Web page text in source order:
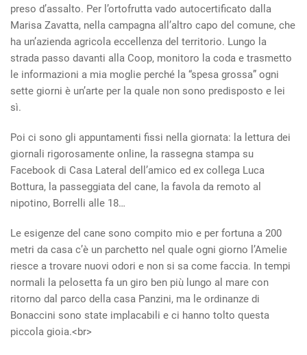
preso d’assalto. Per l’ortofrutta vado autocertificato dalla
Marisa Zavatta, nella campagna all’altro capo del comune, che
ha un’azienda agricola eccellenza del territorio. Lungo la
strada passo davanti alla Coop, monitoro la coda e trasmetto
le informazioni a mia moglie perché la “spesa grossa” ogni
sette giorni è un’arte per la quale non sono predisposto e lei
sì.
Poi ci sono gli appuntamenti fissi nella giornata: la lettura dei
giornali rigorosamente online, la rassegna stampa su
Facebook di Casa Lateral dell’amico ed ex collega Luca
Bottura, la passeggiata del cane, la favola da remoto al
nipotino, Borrelli alle 18…
Le esigenze del cane sono compito mio e per fortuna a 200
metri da casa c’è un parchetto nel quale ogni giorno l’Amelie
riesce a trovare nuovi odori e non si sa come faccia. In tempi
normali la pelosetta fa un giro ben più lungo al mare con
ritorno dal parco della casa Panzini, ma le ordinanze di
Bonaccini sono state implacabili e ci hanno tolto questa
piccola gioia.<br>